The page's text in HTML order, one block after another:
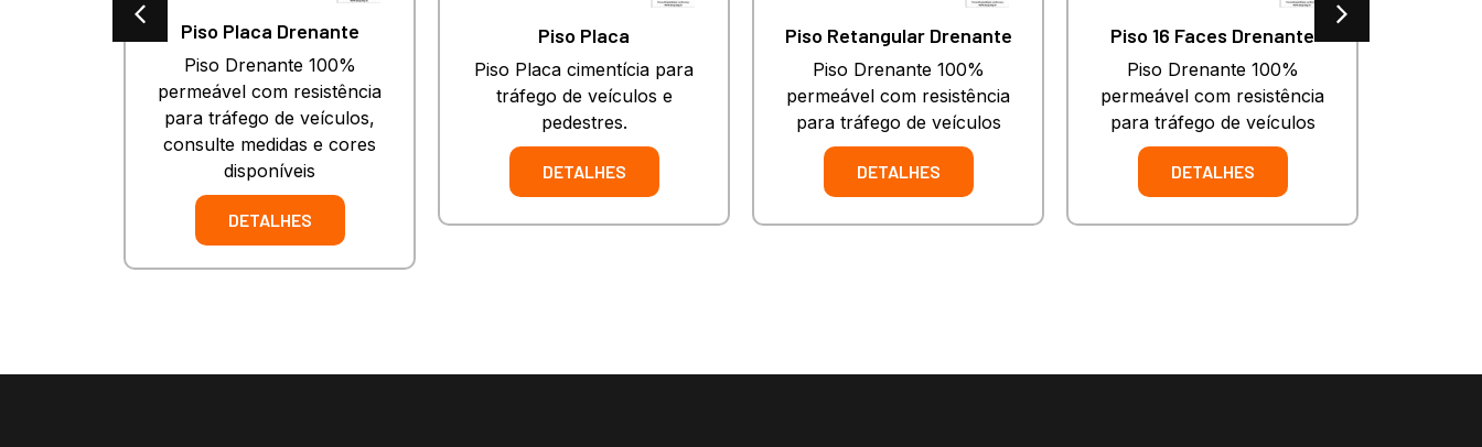
Piso Placa Drenante
Piso Drenante 100%
permeável com resistência
para tráfego de veículos,
consulte medidas e cores
disponíveis
DETALHES
Piso Placa
Piso Placa cimentícia para
tráfego de veículos e
pedestres.
DETALHES
Piso Retangular Drenante
Piso Drenante 100%
permeável com resistência
para tráfego de veículos
DETALHES
Piso 16 Faces Drenante
Piso Drenante 100%
permeável com resistência
para tráfego de veículos
DETALHES